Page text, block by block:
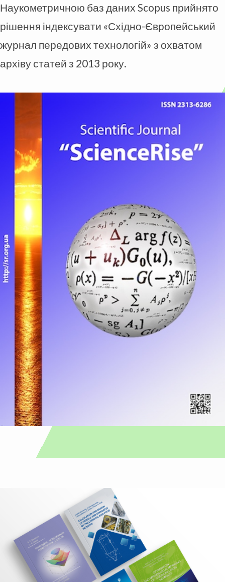
Наукометричною баз даних Scopus прийнято
рішення індексувати «Східно-Європейський
журнал передових технологій» з охватом
архіву статей з 2013 року.